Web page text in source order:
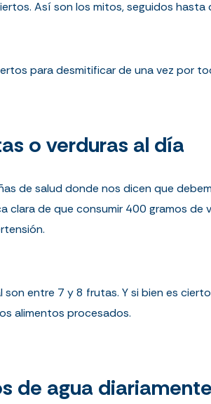
Así son los mitos, seguidos
para desmitificar de una vez por
o verduras al día
de salud donde nos dicen que
clara de que consumir 400 gramos
entre 7 y 8 frutas. Y si bien es
alimentos procesados.
de agua diariamente